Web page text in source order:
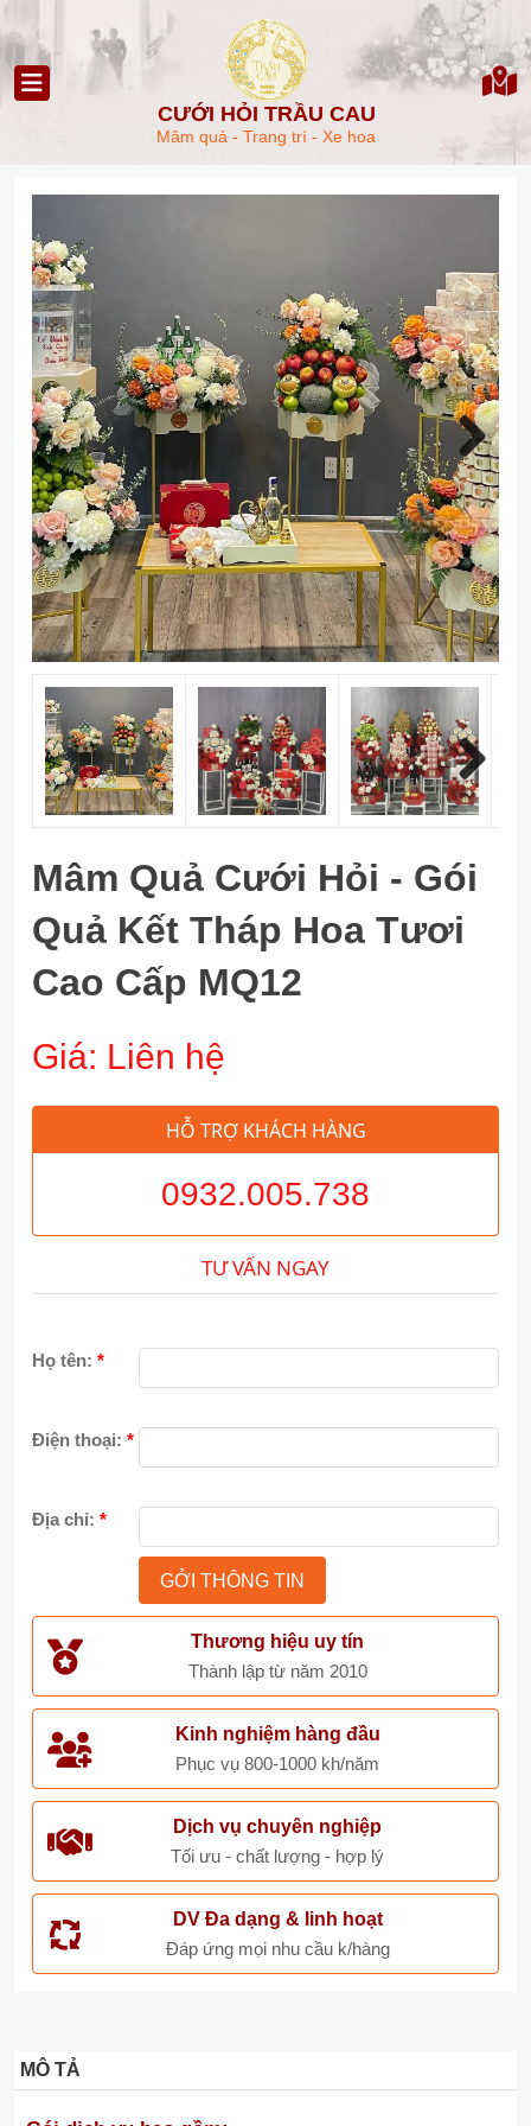
CƯỚI HỎI TRẦU CAU
Mâm quả - Trang trí - Xe hoa
Next
Next
Mâm Quả Cưới Hỏi - Gói
Quả Kết Tháp Hoa Tươi
Cao Cấp MQ12
Giá: Liên hệ
HỖ TRỢ KHÁCH HÀNG
0932.005.738
TƯ VẤN NGAY
Họ tên: *
Điện thoại: *
Địa chỉ: *
Thương hiệu uy tín
Thành lập từ năm 2010
Kinh nghiệm hàng đầu
Phục vụ 800-1000 kh/năm
Dịch vụ chuyên nghiệp
Tối ưu - chất lượng - hợp lý
DV Đa dạng & linh hoạt
Đáp ứng mọi nhu cầu k/hàng
MÔ TẢ